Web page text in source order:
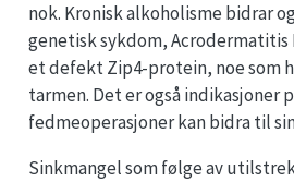
nok. Kronisk alkoholisme bidrar
genetisk sykdom,
et defekt Zip4-protein, noe som
tarmen. Det er også indikasjoner
fedmeoperasjoner kan bidra til
Sinkmangel som følge av